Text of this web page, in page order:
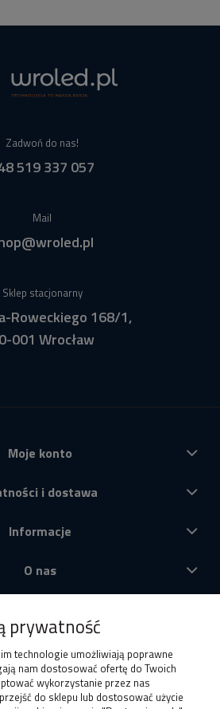
Zadwoń do nas!
519 337 057
Mail
Sklep stacjonarny
Roweckiego 168/1,
001 Wrocław
Moje konto
i dostawa
Informacje
O nas
prywatność
technologie umożliwiają poprawne
nam dostosować ofertę do Twoich
wykorzystanie przez nas
do sklepu lub dostosować użycie